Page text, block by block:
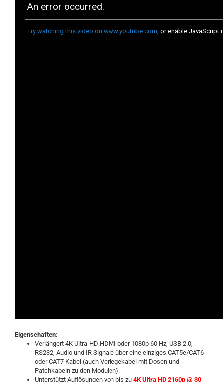
Eigenschaften:
Verlängert 4K Ultra-HD HDMI oder 1080p 60 Hz, USB 2.0,
RS232, Audio und IR Signale über eine einziges CAT5e/CAT6
oder CAT7 Kabel (auch Verlegekabel mit Dosen und
Patchkabeln zu den Modulen).
Unterstützt Auflösungen von bis zu 4K Ultra HD 2160p @ 30